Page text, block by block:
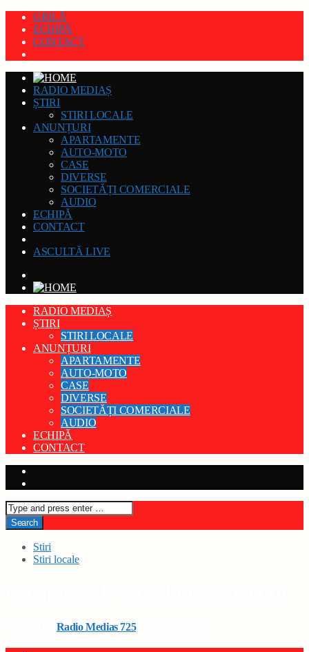
GRILĂ
ECHIPĂ
CONTACT
RADIO MEDIAȘ
ȘTIRI
STIRI LOCALE
ANUNȚURI
APARTAMENTE
AUTO-MOTO
CASE
DIVERSE
SOCIETĂȚI COMERCIALE
AUDIO
ECHIPĂ
CONTACT
ASCULTĂ LIVE
RADIO MEDIAȘ
ȘTIRI
STIRI LOCALE
ANUNȚURI
APARTAMENTE
AUTO-MOTO
CASE
DIVERSE
SOCIETĂȚI COMERCIALE
AUDIO
ECHIPĂ
CONTACT
Stiri
Stiri locale
Radio Medias 725on 18 mai 2026